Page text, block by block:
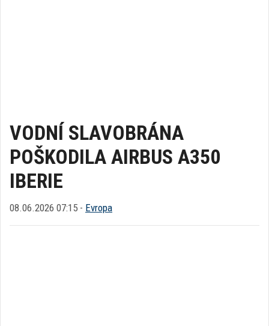
VODNÍ SLAVOBRÁNA
POŠKODILA AIRBUS A350
IBERIE
08.06.2026 07:15 - Evropa